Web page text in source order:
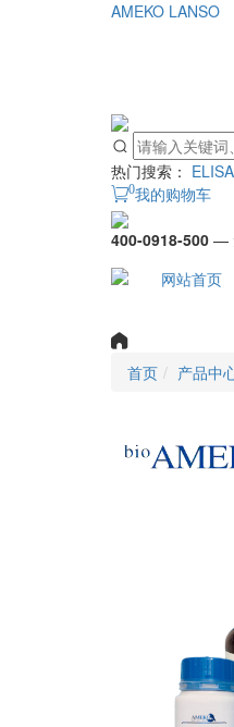
AMEKO LANSO
热门搜索：
0我的购物车
400-0918-500 —
网站首页
首页 产品中